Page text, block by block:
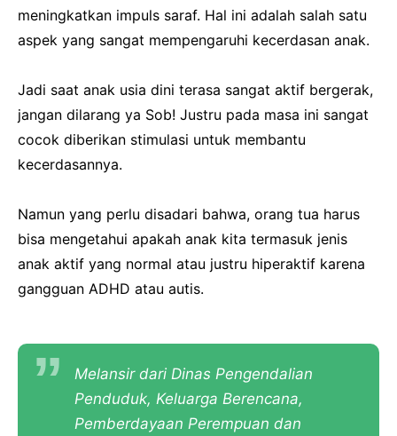
meningkatkan impuls saraf. Hal ini adalah salah satu
aspek yang sangat mempengaruhi kecerdasan anak.
Jadi saat anak usia dini terasa sangat aktif bergerak,
jangan dilarang ya Sob! Justru pada masa ini sangat
cocok diberikan stimulasi untuk membantu
kecerdasannya.
Namun yang perlu disadari bahwa, orang tua harus
bisa mengetahui apakah anak kita termasuk jenis
anak aktif yang normal atau justru hiperaktif karena
gangguan ADHD atau autis.
Melansir dari Dinas Pengendalian
Penduduk, Keluarga Berencana,
Pemberdayaan Perempuan dan